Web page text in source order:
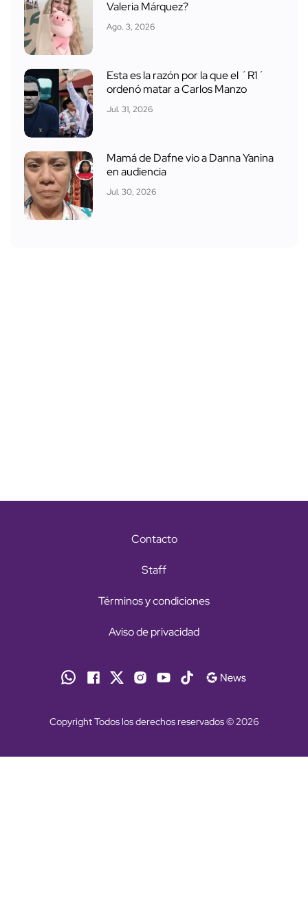
Valeria Márquez?
Ago. 3, 2026
Esta es la razón por la que el ´R1´
ordenó matar a Carlos Manzo
Jul. 31, 2026
Mamá de Dafne vio a Danna Yanina
en audiencia
Jul. 30, 2026
Contacto
Staff
Términos y condiciones
Aviso de privacidad
Copyright Todos los derechos reservados © 2026